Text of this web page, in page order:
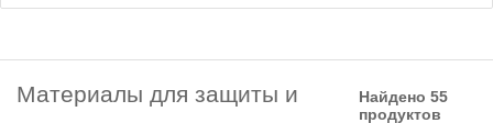
Материалы для защиты и
Найдено 55
продуктов